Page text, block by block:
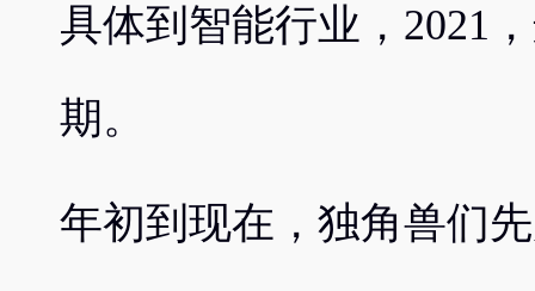
具体到智能行业，2021
期。
年初到现在，独角兽们